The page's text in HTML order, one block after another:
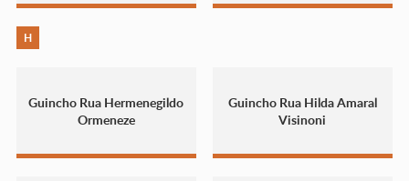
H
Guincho Rua Hermenegildo
Ormeneze
Guincho Rua Hilda Amaral
Visinoni